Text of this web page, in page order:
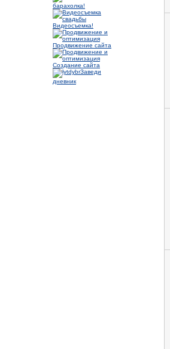
барахолка!
Видеосъемка!
Продвижение сайта
Создание сайта
Заведи
дневник